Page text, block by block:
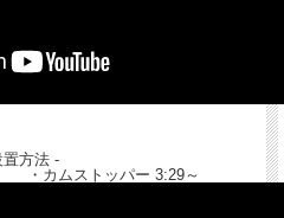
置方法 -
カムストッパー 3:29～